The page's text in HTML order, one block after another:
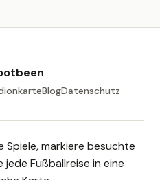
BlogDatenschutz
markiere besuchte
Fußballreise in eine